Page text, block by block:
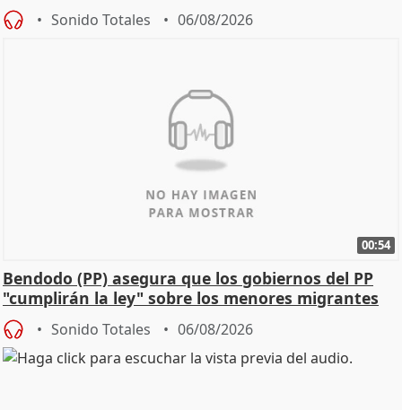
Sonido Totales 06/08/2026
00:54
Bendodo (PP) asegura que los gobiernos del PP
"cumplirán la ley" sobre los menores migrantes
Sonido Totales 06/08/2026